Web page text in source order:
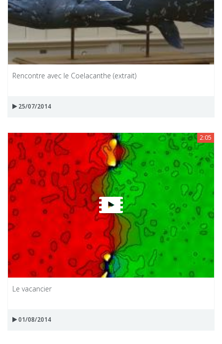
Rencontre avec le Coelacanthe (extrait)
25/07/2014
2:05
Le vacancier
01/08/2014